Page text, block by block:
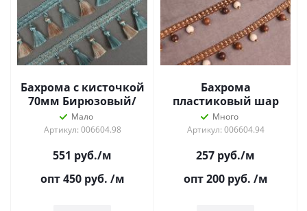
Бахрома с кисточкой
70мм Бирюзовый/
бежевый 7 см
Мало
Артикул: 006604.98
551 руб./м
опт 450 руб. /м
Бахрома
пластиковый шар
15мм Венге 15 мм
Много
Артикул: 006604.94
257 руб./м
опт 200 руб. /м